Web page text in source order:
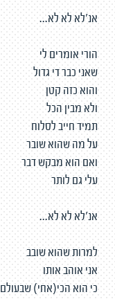
אנ'לא לא לא...
הורי אומרים לי
שאני כבר די גדול
והוא כזה קטן
ולא מבין הכל
תמיד חייב לסלוח
על מה שהוא שובר
ואם הוא מבקש דבר
עלי גם לותר
אנ'לא לא לא...
למרות שהוא שובב
אני אוהב אותו
כי הוא הכי(אחי) שבעולם